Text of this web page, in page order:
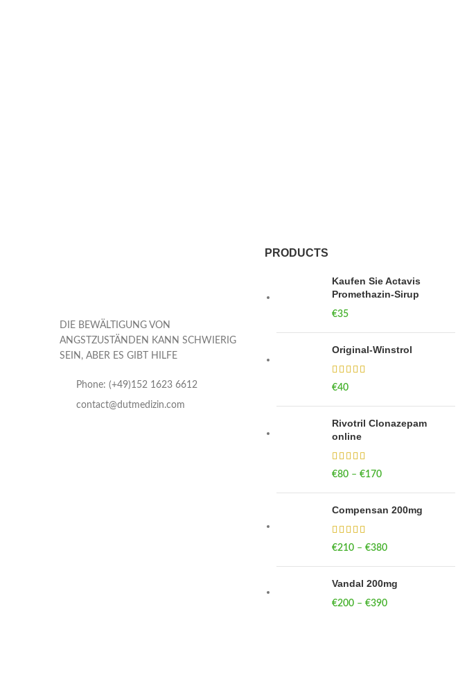
DIE BEWÄLTIGUNG VON
ANGSTZUSTÄNDEN KANN SCHWIERIG
SEIN, ABER ES GIBT HILFE
Phone: (+49)152 1623 6612
contact@dutmedizin.com
PRODUCTS
Kaufen Sie Actavis
Promethazin-Sirup
€35
Original-Winstrol
€40
Rivotril Clonazepam
online
€80 – €170Price range: €80
Compensan 200mg
€210 – €380Price range: €210
Vandal 200mg
€200 – €390Price range: €200